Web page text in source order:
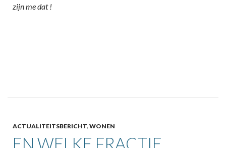
zijn me dat !
ACTUALITEITSBERICHT, WONEN
EN WELKE FRACTIE